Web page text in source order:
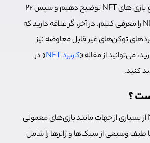
ابتدا در رابطه با انواع بازی های NFT توضیح دهیم و سپس 22
نمونه از بازی برتر NFT را معرفی کنیم. در آخر، اگر علاقه دارید که
توکن‌های غیر قابل معاوضه نیز
می‌توانید از مقاله «کاربرد NFT
» در
کنید.
انواع بازی های NFT از بسیاری از جهات مانند بازی‌های معمولی
طیف وسیعی از سبک‌ها و ژانرها را شامل